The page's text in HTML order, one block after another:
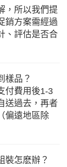
，所以我們提
銷方案需經過
、評估是否合
樣品？
付費用後1-3
送過去，再者
偏遠地區除
裝怎麽辦？